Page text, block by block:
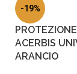
-19%
ACERBIS
ARANCIO